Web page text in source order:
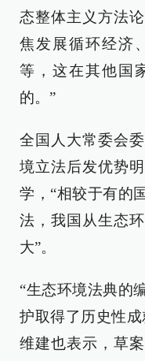
态整体主义方法
焦发展循环经济
等，这在其他国
的。”
全国人大常委会
境立法后发优势
学，“相较于有的
法，我国从生态
大”。
“生态环境法典的
护取得了历史性
维建也表示，草